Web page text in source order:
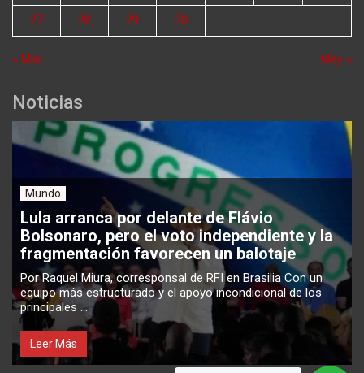
27 28 29 30
« Mar May »
Noticias
Mundo
Lula arranca por delante de Flávio
Bolsonaro, pero el voto independiente y la
fragmentación favorecen un balotaje
Por Raquel Miura, corresponsal de RFI en Brasilia Con un
equipo más estructurado y el apoyo incondicional de los
principales ...
Leer Más